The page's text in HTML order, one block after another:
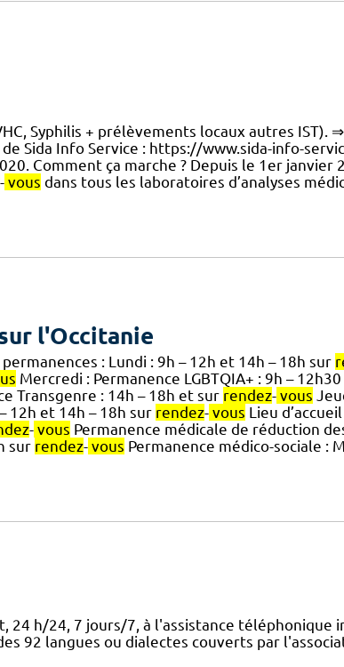
Syphilis + prélèvements locaux autres IST).
Sida Info Service : https://www.sida-info-
Comment ça marche ? Depuis le 1er janvier
- vous dans tous les laboratoires d’analyses
l'Occitanie
: Lundi : 9h – 12h et 14h – 18h sur
Mercredi : Permanence LGBTQIA+ : 9h –
Transgenre : 14h – 18h et sur rendez- vous
12h et 14h – 18h sur rendez- vous Lieu
- vous Permanence médicale de réduction
sur rendez- vous Permanence médico-sociale :
24 h/24, 7 jours/7, à l'assistance téléphonique
92 langues ou dialectes couverts par